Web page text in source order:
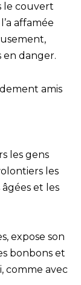
le couvert
affamée
en danger.
amis
les gens
les
et les
expose son
bonbons et
comme avec